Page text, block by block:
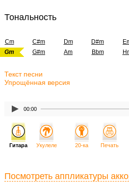
Тональность
Cm C#m Dm D#m
Gm
G#m Am Bbm
Текст песни
Упрощённая версия
00:00
Гитара Укулеле 20-ка Печать
Посмотреть аппликатуры